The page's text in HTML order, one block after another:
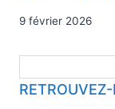
9 février 2026